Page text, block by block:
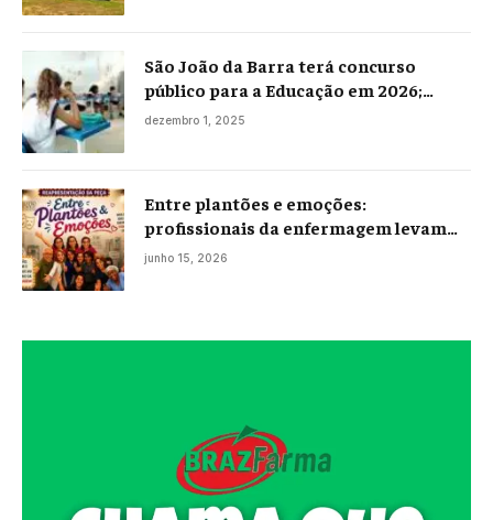
São João da Barra terá concurso
público para a Educação em 2026;
projeto já está na Câmara
dezembro 1, 2025
Entre plantões e emoções:
profissionais da enfermagem levam
histórias reais ao palco em Campos
junho 15, 2026